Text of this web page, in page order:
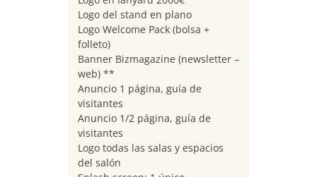
Logo del stand en plano
Logo Welcome Pack (bolsa +
folleto)
Banner Bizmagazine (newsletter –
web) **
Anuncio 1 página, guía de
visitantes
Anuncio 1/2 página, guía de
visitantes
Logo todas las salas y espacios
del salón